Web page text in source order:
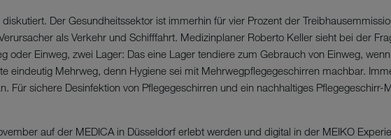
Der Gesundheitssektor ist immerhin für vier Prozent der
als Verkehr und Schifffahrt. Medizinplaner Roberto Keller sieht bei der
oder Einweg, zwei Lager: Das eine Lager tendiere zum Gebrauch von Einweg,
eindeutig Mehrweg, denn Hygiene sei mit Mehrwegpflegegeschirren machbar.
Für sichere Desinfektion von Pflegegeschirren und ein nachhaltiges Pflegegeschirr-
auf der MEDICA in Düsseldorf erlebt werden und digital in der MEIKO